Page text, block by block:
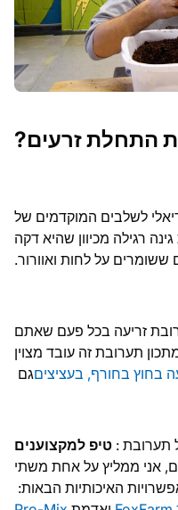
התחלת זרעים?
לשלבים המוקדמים של
רגילה מכיוון שהיא דקה
ששומרים על לחות ואוורור.
זריעה בכל פעם שאתם
תערובת זה עובד מצוין
גםבחוץ בחורף, בעציצים
טיפ למקצוענים : תערובת
אני ממליץ על אחת משתי
האיכותיות הבאות: